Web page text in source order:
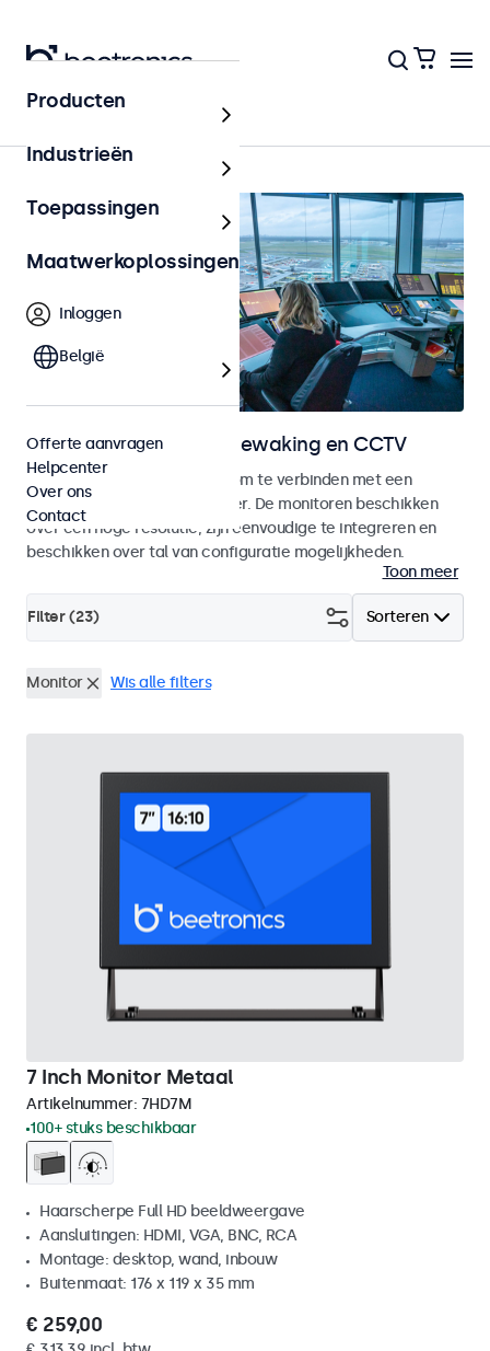
Home
Monitoren voor videobewaking en CCTV
CCTV monitoren ontworpen om te verbinden met een
bewakingscamera of recorder. De monitoren beschikken
over een hoge resolutie, zijn eenvoudige te integreren en
beschikken over tal van configuratie mogelijkheden.
Toon meer
Sorteren
Filter (23)
Monitor Wis alle filters
7 Inch Monitor Metaal
Artikelnummer: 7HD7M
100+ stuks beschikbaar
Haarscherpe Full HD beeldweergave
Aansluitingen: HDMI, VGA, BNC, RCA
Montage: desktop, wand, inbouw
Buitenmaat: 176 x 119 x 35 mm
€ 259,00
Producten
Industrieën
Toepassingen
Maatwerkoplossingen
Inloggen
België
Offerte aanvragen
Helpcenter
Over ons
Contact